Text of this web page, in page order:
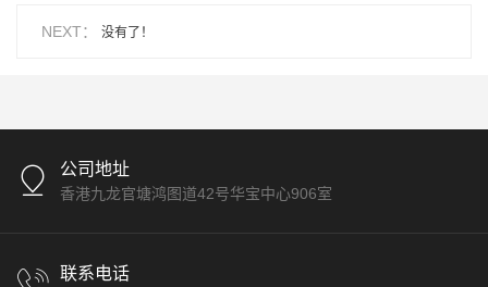
NEXT： 没有了！
公司地址
香港九龙官塘鸿图道42号华宝中心906室
联系电话